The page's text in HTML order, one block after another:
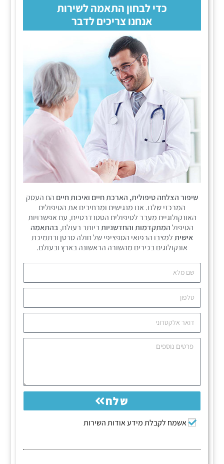
כדי לבחון התאמה לשירות
אנחנו צריכים לדבר
שיפור הצלחה טיפולית, הארכת חיים ואיכות חיים הם העסק
המרכזי שלנו. אנו מנגישים ומרחיבים את הטיפולים
האונקולוגיים מעבר לטיפולים הסטנדרטיים, עם אפשרויות
הטיפולהמתקדמות והחדשניותביותר בעולם, בהתאמה
אישיתלמצבו הרפואי הספציפי של חולה סרטן ובתמיכת
אונקולוגים בכירים מהשורה הראשונה בארץ ובעולם.
אשמח לקבלת מידע אודות השירות
שלח